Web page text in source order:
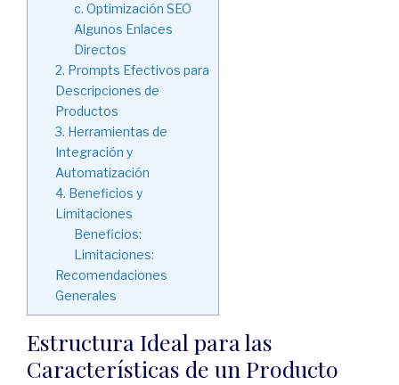
c. Optimización SEO
Algunos Enlaces
Directos
2. Prompts Efectivos para
Descripciones de
Productos
3. Herramientas de
Integración y
Automatización
4. Beneficios y
Limitaciones
Beneficios:
Limitaciones:
Recomendaciones
Generales
Estructura Ideal para las
Características de un Producto